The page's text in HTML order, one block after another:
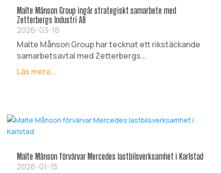
Malte Månson Group ingår strategiskt samarbete med
Zetterbergs Industri AB
2026-03-16
Malte Månson Group har tecknat ett rikstäckande
samarbetsavtal med Zetterbergs...
Läs mera...
Malte Månson förvärvar Mercedes lastbilsverksamhet i Karlstad
2026-01-15